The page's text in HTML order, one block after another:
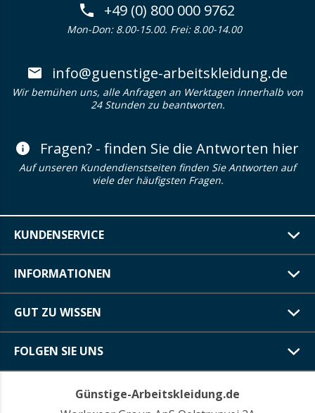
+49 (0) 800 000 9762
Mon-Don: 8.00-15.00. Frei: 8.00-14.00
info@guenstige-arbeitskleidung.de
Wir bemühen uns, alle Anfragen an Werktagen innerhalb von
24 Stunden zu beantworten.
Fragen? - finden Sie die Antworten hier
Auf unseren Kundendienstseiten finden Sie Antworten auf
viele der häufigsten Fragen.
KUNDENSERVICE
INFORMATIONEN
GUT ZU WISSEN
FOLGEN SIE UNS
Günstige-Arbeitskleidung.de